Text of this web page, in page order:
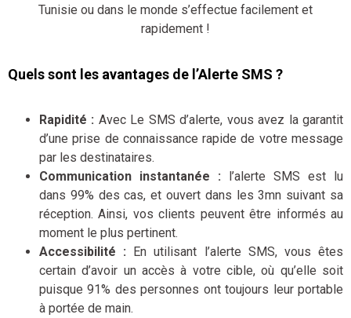
Tunisie ou dans le monde s’effectue facilement et
rapidement !
Quels sont les avantages de l’Alerte SMS ?
Rapidité : Avec Le SMS d’alerte, vous avez la garantit
d’une prise de connaissance rapide de votre message
par les destinataires.
Communication instantanée : l’alerte SMS est lu
dans 99% des cas, et ouvert dans les 3mn suivant sa
réception. Ainsi, vos clients peuvent être informés au
moment le plus pertinent.
Accessibilité : En utilisant l’alerte SMS, vous êtes
certain d’avoir un accès à votre cible, où qu’elle soit
puisque 91% des personnes ont toujours leur portable
à portée de main.